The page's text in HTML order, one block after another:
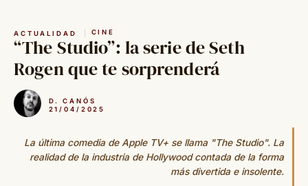
contenido
ACTUALIDAD CINE
“The Studio”: la serie de Seth
Rogen que te sorprenderá
D. CANÓS
21/04/2025
La última comedia de Apple TV+ se llama "The Studio". La
realidad de la industria de Hollywood contada de la forma
más divertida e insolente.